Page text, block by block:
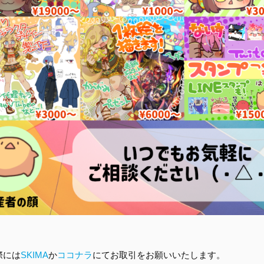
にはSKIMAかココナラにてお取引をお願いいたします。